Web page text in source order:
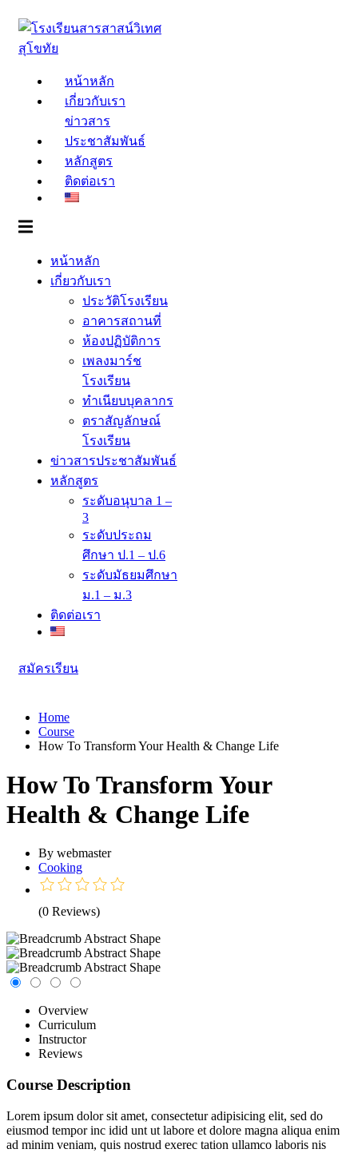
content
หน้าหลัก
เกี่ยวกับเรา
ข่าวสาร
ประชาสัมพันธ์
หลักสูตร
ติดต่อเรา
หน้าหลัก
เกี่ยวกับเรา
ประวัติโรงเรียน
อาคารสถานที่
ห้องปฏิบัติการ
เพลงมาร์ช
โรงเรียน
ทำเนียบบุคลากร
ตราสัญลักษณ์
โรงเรียน
ข่าวสารประชาสัมพันธ์
หลักสูตร
ระดับอนุบาล 1 –
3
ระดับประถม
ศึกษา ป.1 – ป.6
ระดับมัธยมศึกษา
ม.1 – ม.3
ติดต่อเรา
สมัครเรียน
Home
Course
How To Transform Your Health & Change Life
How To Transform Your
Health & Change Life
By webmaster
Cooking
(0 Reviews)
Overview
Curriculum
Instructor
Reviews
Course Description
Lorem ipsum dolor sit amet, consectetur adipisicing elit, sed do
eiusmod tempor inc idid unt ut labore et dolore magna aliqua enim
ad minim veniam, quis nostrud exerec tation ullamco laboris nis